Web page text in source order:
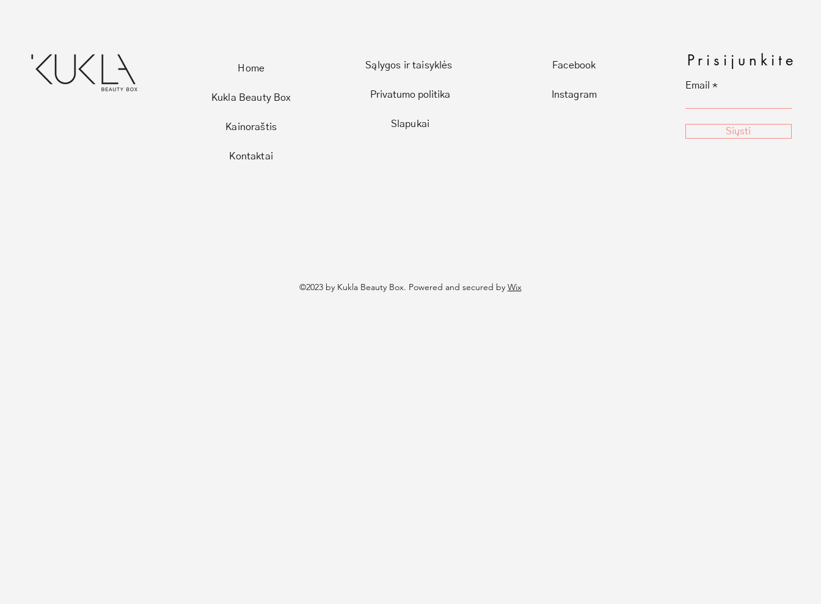
Home
Kukla Beauty Box
Kainoraštis
Kontaktai
Sąlygos ir taisyklės
Privatumo politika
Slapukai
Facebook
Instagram
Prisijunkite
Email
Siųsti
©2023 by Kukla Beauty Box. Powered and secured by Wix